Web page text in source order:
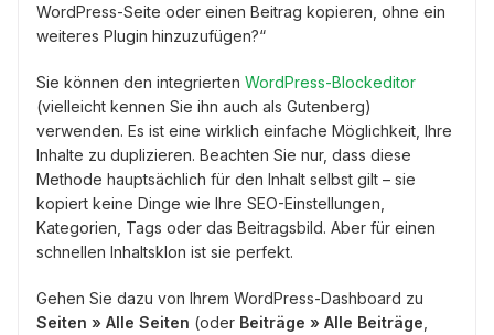
WordPress-Seite oder einen Beitrag kopieren, ohne ein
weiteres Plugin hinzuzufügen?“
Sie können den integrierten WordPress-Blockeditor
(vielleicht kennen Sie ihn auch als Gutenberg)
verwenden. Es ist eine wirklich einfache Möglichkeit, Ihre
Inhalte zu duplizieren. Beachten Sie nur, dass diese
Methode hauptsächlich für den Inhalt selbst gilt – sie
kopiert keine Dinge wie Ihre SEO-Einstellungen,
Kategorien, Tags oder das Beitragsbild. Aber für einen
schnellen Inhaltsklon ist sie perfekt.
Gehen Sie dazu von Ihrem WordPress-Dashboard zu
Seiten » Alle Seiten (oder Beiträge » Alle Beiträge